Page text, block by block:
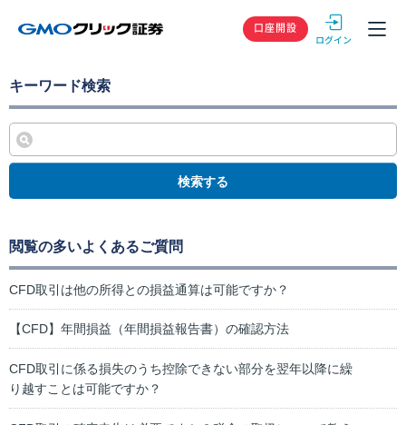
GMOクリック
口座開設
キーワード検索
検索する
閲覧の多いよくあるご質問
CFD取引は他の所得との損益通算は可能ですか？
【CFD】年間損益（年間損益報告書）の確認方法
CFD取引に係る損失のうち控除できない部分を翌年以降に繰
り越すことは可能ですか？